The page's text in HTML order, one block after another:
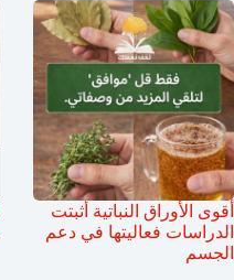
أقوى الأوراق النباتية أثبتت
الدراسات فعاليتها في دعم
الجسم